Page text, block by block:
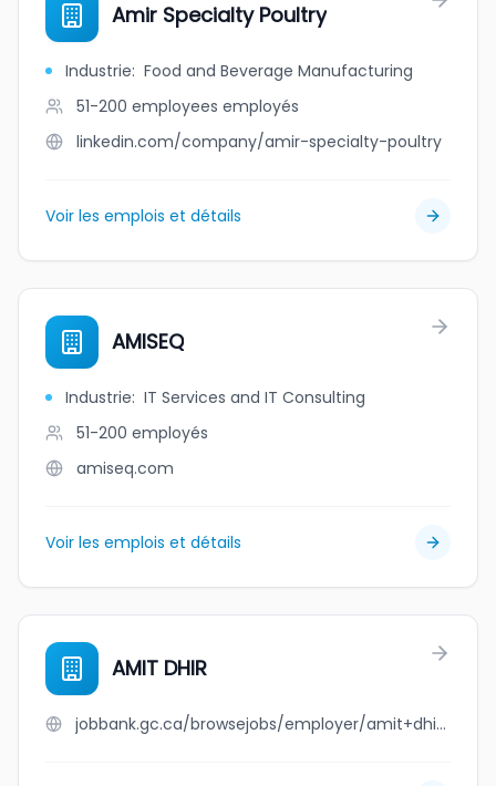
Amir Specialty Poultry
Industrie: Food and Beverage Manufacturing
51-200 employees employés
linkedin.com/company/amir-specialty-poultry
Voir les emplois et détails
AMISEQ
Industrie: IT Services and IT Consulting
51-200 employés
amiseq.com
Voir les emplois et détails
AMIT DHIR
jobbank.gc.ca/browsejobs/employer/amit+dhir/ca